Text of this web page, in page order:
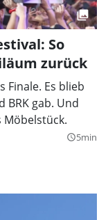
So
zurück
Finale. Es blieb
BRK gab. Und
Möbelstück.
query_builder5min